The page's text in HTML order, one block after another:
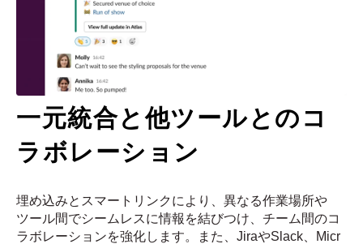
一元統合と他ツールとのコ
ラボレーション
埋め込みとスマートリンクにより、異なる作業場所や
ツール間でシームレスに情報を結びつけ、チーム間のコ
ラボレーションを強化します。また、JiraやSlack、Micr